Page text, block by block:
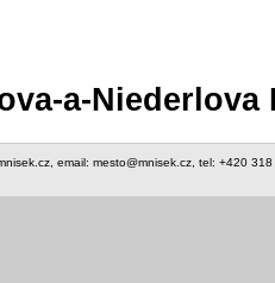
a-Niederlova
email: mesto@mnisek.cz, tel: +420